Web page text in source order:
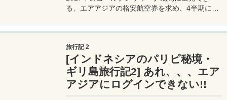
る、エアアジアの格安航空券を求め、4半期に1
るため、ある程度の根気が必要だ。
旅行記 2
[インドネシアのパリピ秘境・
ギリ島旅行記2] あれ、、、エア
アジアにログインできない!!